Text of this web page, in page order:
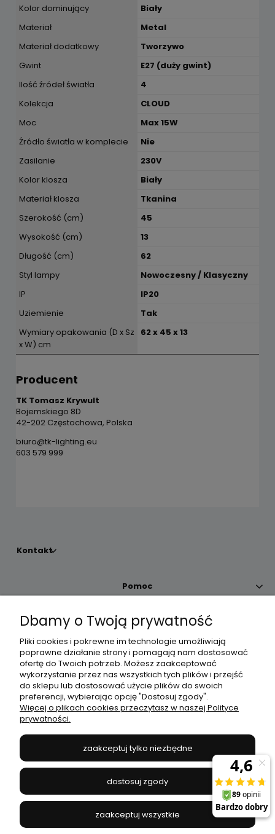
Kolor dominujący
Biały
Materiał
Metal
Materiał dodatkowy
Tworzywo
Gwint
E27 (duży gwint)
Ilość źródeł światła
4
Kolekcja
CLOUD
Moc
Max 15W
Źródło światła w komplecie
Nie
Zasilanie
230V
Kolor klosza
Biały
Materiał klosza
Tkanina
Szerokość (cm)
45
Wysokość (cm)
13
Długość (cm)
62
Styl lampy
Nowoczesny / Klasyczny
IP
IP20
Uziemienie
Tak
Wymiary opakowania (D x Sz
x W) cm
62 x 45 x 13
Producent
TK Tomasz Krywult
Bojemskiego 8D
42-202 Częstochowa, Polska
biuro@tk-lighting.eu
603 579 999
Kontakt
Pomoc
Moje konto
Płatności i dostawa
Informacje
JANEX
669-050-03-43
504 545 749//E-mail:sklep@janexmarket.pl
Dbamy o Twoją prywatność
Pliki cookies i pokrewne im technologie umożliwiają
poprawne działanie strony i pomagają nam dostosować
ofertę do Twoich potrzeb. Możesz zaakceptować
wykorzystanie przez nas wszystkich tych plików i przejść
do sklepu lub dostosować użycie plików do swoich
preferencji, wybierając opcję "Dostosuj zgody".
Więcej o plikach cookies przeczytasz w naszej Polityce
prywatności.
zaakceptuj tylko niezbędne
dostosuj zgody
zaakceptuj wszystkie